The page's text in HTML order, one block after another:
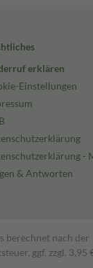
erklären
Einstellungen
-
& Antworten
berechnet nach der
ggf. zzgl. 3,95